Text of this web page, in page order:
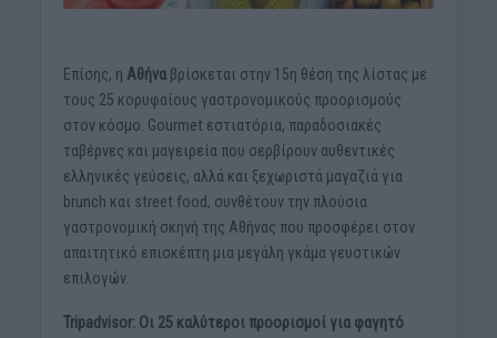
Επίσης, η Αθήναβρίσκεται στην 15η θέση της λίστας με
τους 25 κορυφαίους γαστρονομικούς προορισμούς
στον κόσμο. Gourmet εστιατόρια, παραδοσιακές
ταβέρνες και μαγειρεία που σερβίρουν αυθεντικές
ελληνικές γεύσεις, αλλά και ξεχωριστά μαγαζιά για
brunch και street food, συνθέτουν την πλούσια
γαστρονομική σκηνή της Αθήνας που προσφέρει στον
απαιτητικό επισκέπτη μια μεγάλη γκάμα γευστικών
επιλογών.
Tripadvisor: Οι 25 καλύτεροι προορισμοί για φαγητό